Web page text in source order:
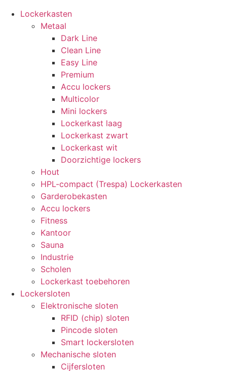
Lockerkasten
Metaal
Dark Line
Clean Line
Easy Line
Premium
Accu lockers
Multicolor
Mini lockers
Lockerkast laag
Lockerkast zwart
Lockerkast wit
Doorzichtige lockers
Hout
HPL-compact (Trespa) Lockerkasten
Garderobekasten
Accu lockers
Fitness
Kantoor
Sauna
Industrie
Scholen
Lockerkast toebehoren
Lockersloten
Elektronische sloten
RFID (chip) sloten
Pincode sloten
Smart lockersloten
Mechanische sloten
Cijfersloten